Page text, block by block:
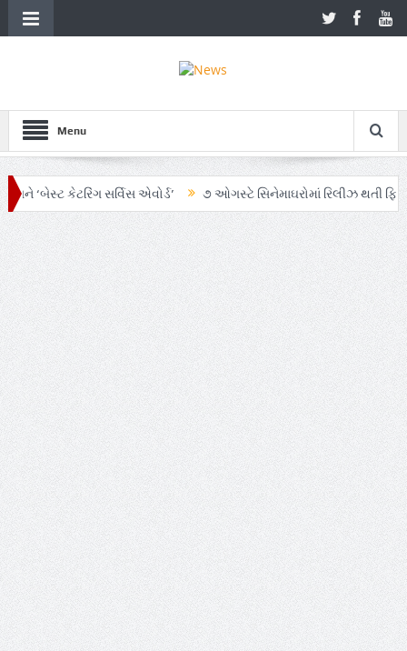
Menu
કેટરિંગ સર્વિસ એવોર્ડ’ ૭ ઓગસ્ટે સિનેમાઘરોમાં રિલીઝ થતી ફિલ્મ ‘ઓહ
AI અને ગ્રાહક સમજનો અનોખો સમન્વય Zen – Z ના નામે આંદોલનના